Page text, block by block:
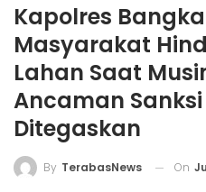
Kapolres
Masyarakat
Lahan Saat
Ancaman
Ditegaskan
By TerabasNews On